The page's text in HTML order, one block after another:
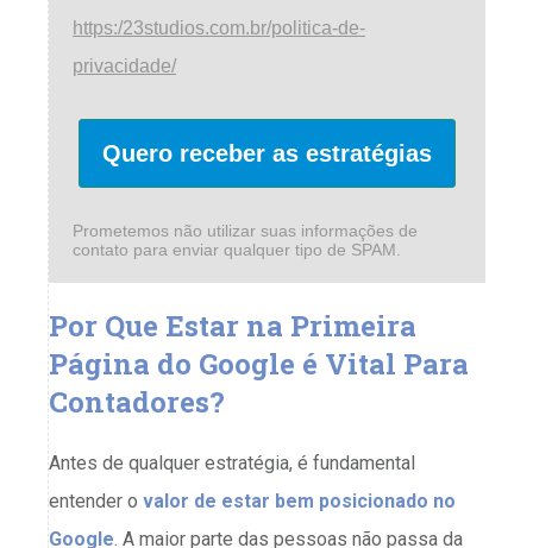
https:/23studios.com.br/politica-de-
privacidade/
Quero receber as estratégias
Prometemos não utilizar suas informações de
contato para enviar qualquer tipo de SPAM.
Por Que Estar na Primeira
Página do Google é Vital Para
Contadores?
Antes de qualquer estratégia, é fundamental
entender o valor de estar bem posicionado no
Google. A maior parte das pessoas não passa da